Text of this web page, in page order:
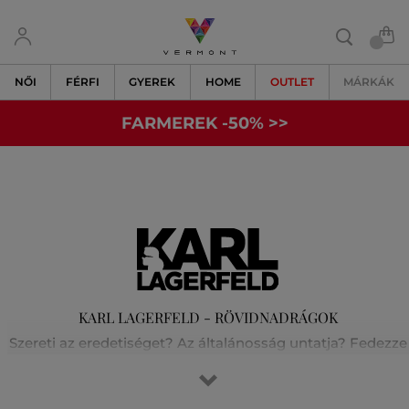
NŐI FÉRFI GYEREK HOME OUTLET MÁRKÁK
FARMEREK -50% >>
KARL LAGERFELD - RÖVIDNADRÁGOK
Szereti az eredetiséget? Az általánosság untatja? Fedezze
és a rock-chic elegancia tökéletes keverékét. Karl